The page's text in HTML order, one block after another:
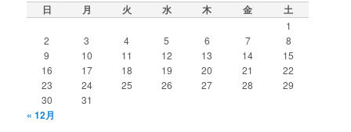
日 月 火 水 木 金 土
1
2
3 4 5 6 7
8
9
10 11 12 13 14
15
16
17 18 19 20 21
22
23
24 25 26 27 28
29
30
31
« 12月